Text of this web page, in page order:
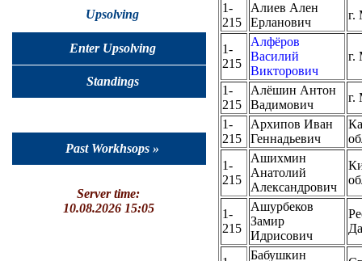
Upsolving
Enter Upsolving
Standings
Past Workhsops »
Server time:
10.08.2026 15:05
1-
215
Алиев Ален
Ерланович
г.
1-
215
Алфёров
Василий
Викторович
г.
1-
215
Алёшин Антон
Вадимович
г.
1-
215
Архипов Иван
Геннадьевич
1-
215
Ашихмин
Анатолий
Александрович
1-
215
Ашурбеков
Замир
Идрисович
Бабушкин